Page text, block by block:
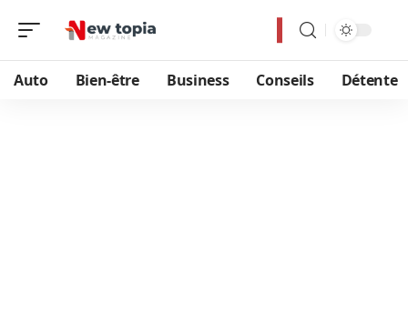
Auto Bien-être Business Conseils Détente